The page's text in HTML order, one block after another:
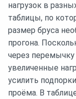
нагрузок в
таблицы, по
размер бруса
прогона.
через
увеличенные
усилить
проёма. В